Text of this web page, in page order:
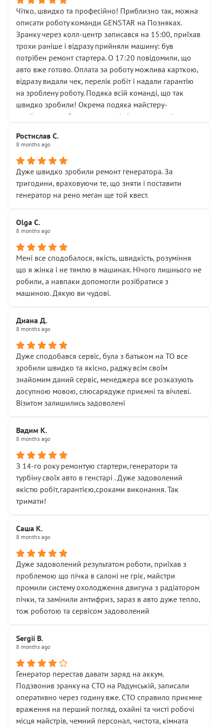
ущільнювачів.
Що прикро — це не перший мій візит. Раніше міняв у
вас стартер, і тоді сервіс наче справив хороше
враження. Але згодом знайшов декілька гайок під
лобовим склом. Мені пояснили, що це “старі гайки, які
відкручували”, і попросили не хвилюватися. ( надіюсь
новий власник, не застяг в полі))
Але після нинішнього візиту такі дрібниці вже не
здаються дрібницями.
Я — клієнт, який працює на довірі, і саме її цей сервіс
Хотілося б більше:
• належної уваги до авто
• прозорості в роботах і рахунках
• реальної діагностики, а не формального
“подивились і поїхав”
На жаль, складається враження, що сервіс працює не
Стосовно комунікації - все добре
Чітко, швидко та професійно! Приблизно так, можна
описати роботу команди GENSTAR на Позняках.
Зранку через колл-центр записався на 15:00, приїхав
трохи раніше і відразу прийняли машину: був
потрібен ремонт стартера. О 17:20 повідомили, що
авто вже готово. Оплата за роботу можлива карткою,
відразу видали чек, перелік робіт і надали гарантію
на зроблену роботу. Подяка всій команді, що так
швидко зробили! Окрема подяка майстеру-
приймальнику Олександру: всі чітко та по суті.
звертатися до цього автосервісу.
Ростислав С.
8 months ago
Дуже швидко зробили ремонт генератора. За
тригодини, враховуючи те, що зняти і поставити
генератор на рено меган ще той квест.
Olga С.
8 months ago
Мені все сподобалося, якість, швидкість, розуміння
що я жінка і не тямлю в машинах. Нічого лишнього не
робили, а навпаки допомогли розібратися з
машиною. Дякую ви чудові.
Диана Д.
8 months ago
Дуже сподобався сервіс, була з батьком на ТО все
зробили швидко та якісно, раджу всім своїм
знайомим даний сервіс, менеджера все розказують
досупною мовою, слюсарядуже приємні та вічлеві.
Візитом залишились задоволені
Вадим К.
8 months ago
З 14-го року ремонтую стартери,генератори та
турбіну своїх авто в генстарі . Дуже задоволений
якістю робіт,гарантією,сроками виконання. Так
тримати!
Саша К.
8 months ago
Дуже задоволений результатом роботи, приїхав з
проблемою що пічка в салоні не гріє, майстри
промили систему охолодження двигуна з радіатором
пічки, та замінили антифриз, зараз в авто дуже тепло,
тож роботою та сервісом задоволений
Sergii B.
8 months ago
Генератор перестав давати заряд на аккум.
Подзвонив зранку на СТО на Радунській, записали
оперативно через годину вже. СТО справило приємне
враження на перший погляд, охайні та чисті робочі
місця майстрів, чемний персонал, чистота, кімната